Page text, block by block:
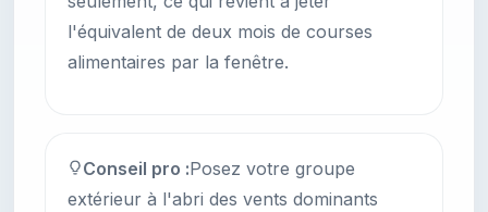
l'équivalent de deux mois de courses
alimentaires par la fenêtre.
Conseil pro :Posez votre groupe
extérieur à l'abri des vents dominants